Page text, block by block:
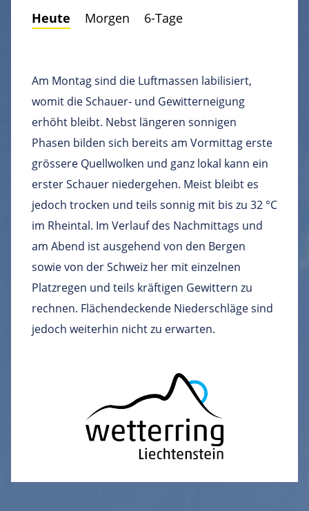
Heute Morgen 6-Tage
Am Montag sind die Luftmassen labilisiert,
womit die Schauer- und Gewitterneigung
erhöht bleibt. Nebst längeren sonnigen
Phasen bilden sich bereits am Vormittag erste
grössere Quellwolken und ganz lokal kann ein
erster Schauer niedergehen. Meist bleibt es
jedoch trocken und teils sonnig mit bis zu 32 °C
im Rheintal. Im Verlauf des Nachmittags und
am Abend ist ausgehend von den Bergen
sowie von der Schweiz her mit einzelnen
Platzregen und teils kräftigen Gewittern zu
rechnen. Flächendeckende Niederschläge sind
jedoch weiterhin nicht zu erwarten.